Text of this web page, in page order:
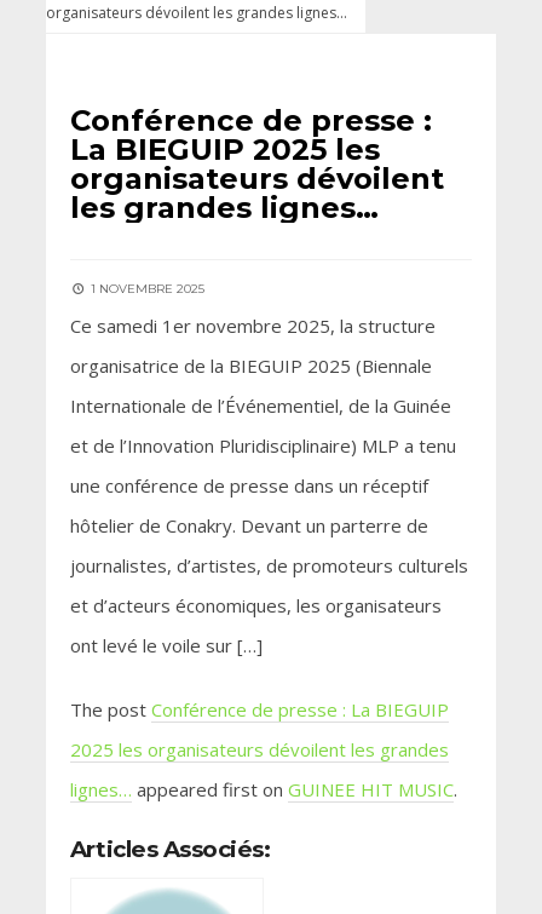
organisateurs dévoilent les grandes lignes…
Conférence de presse :
La BIEGUIP 2025 les
organisateurs dévoilent
les grandes lignes…
1 NOVEMBRE 2025
Ce samedi 1er novembre 2025, la structure
organisatrice de la BIEGUIP 2025 (Biennale
Internationale de l’Événementiel, de la Guinée
et de l’Innovation Pluridisciplinaire) MLP a tenu
une conférence de presse dans un réceptif
hôtelier de Conakry. Devant un parterre de
journalistes, d’artistes, de promoteurs culturels
et d’acteurs économiques, les organisateurs
ont levé le voile sur […]
The post Conférence de presse : La BIEGUIP
2025 les organisateurs dévoilent les grandes
lignes… appeared first on GUINEE HIT MUSIC.
Articles Associés: